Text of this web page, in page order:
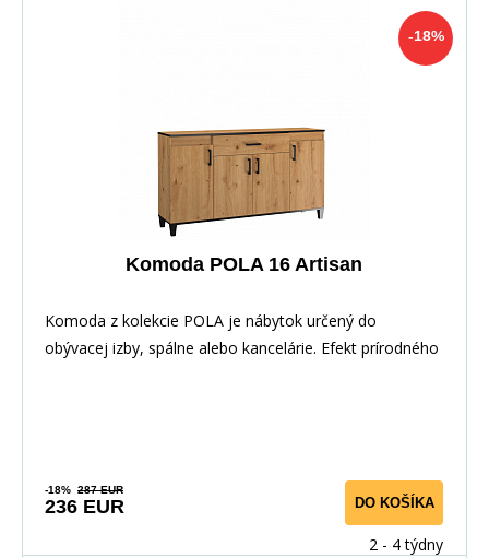
-18%
Komoda POLA 16 Artisan
Komoda z kolekcie POLA je nábytok určený do
obývacej izby, spálne alebo kancelárie. Efekt prírodného
-18% 287 EUR
236 EUR DO KOŠÍKA
2 - 4 týdny